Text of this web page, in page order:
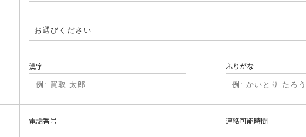
漢字 ふりがな
電話番号 連絡可能時間